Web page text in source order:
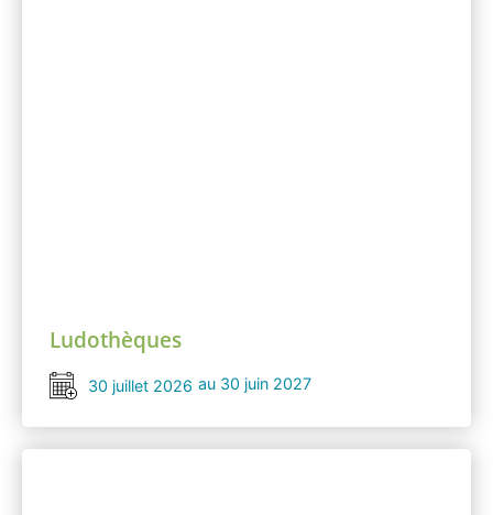
Ludothèques
30 juillet 2026 au 30 juin 2027